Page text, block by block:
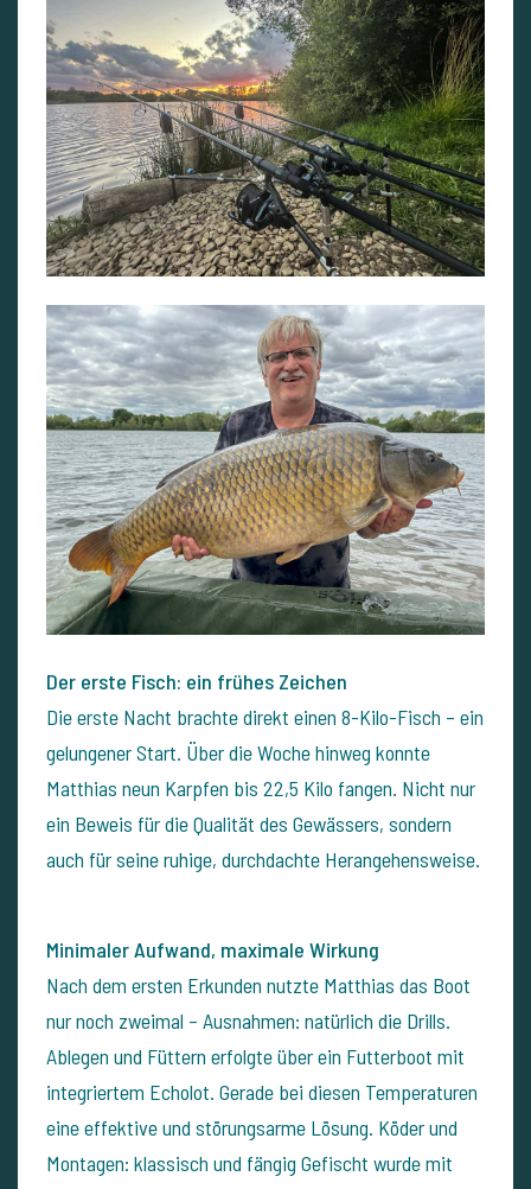
Der erste Fisch: ein frühes Zeichen
Die erste Nacht brachte direkt einen 8-Kilo-Fisch – ein
gelungener Start. Über die Woche hinweg konnte
Matthias neun Karpfen bis 22,5 Kilo fangen. Nicht nur
ein Beweis für die Qualität des Gewässers, sondern
auch für seine ruhige, durchdachte Herangehensweise.
Minimaler Aufwand, maximale Wirkung
Nach dem ersten Erkunden nutzte Matthias das Boot
nur noch zweimal – Ausnahmen: natürlich die Drills.
Ablegen und Füttern erfolgte über ein Futterboot mit
integriertem Echolot. Gerade bei diesen Temperaturen
eine effektive und störungsarme Lösung. Köder und
Montagen: klassisch und fängig Gefischt wurde mit